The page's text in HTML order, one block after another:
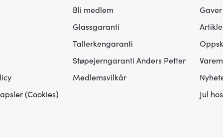
(Cookies)
Bli medlem
Glassgaranti
Tallerkengaranti
Støpejerngaranti Anders Petter
Medlemsvilkår
Gaver
Jul